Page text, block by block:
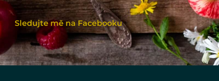
Sledujte mě na Facebooku